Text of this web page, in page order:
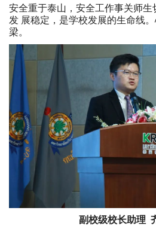
安全重于泰山，安全工作事关师
发 展稳定，是学校发展的生命线
梁。
副校级校长助理